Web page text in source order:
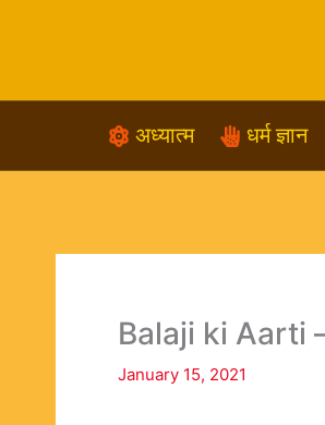
अध्यात्म धर्म ज्ञान
Balaji ki Aarti –
January 15, 2021